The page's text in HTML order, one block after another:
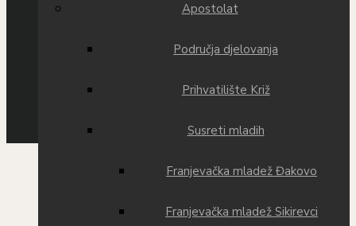
Apostolat
Područja djelovanja
Prihvatilište Križ
Susreti mladih
Franjevačka mladež Đakovo
Franjevačka mladež Sikirevci